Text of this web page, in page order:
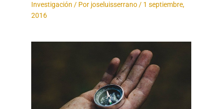
Investigación / Por joseluisserrano/ 1 septiembre,
2016